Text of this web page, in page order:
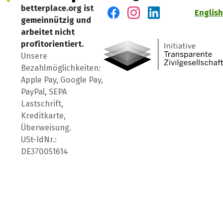
betterplace.org ist
gemeinnützig und
arbeitet nicht
profitorientiert.
Unsere
Bezahlmöglichkeiten:
Apple Pay, Google Pay,
PayPal, SEPA
Lastschrift,
Kreditkarte,
Überweisung.
USt-IdNr.:
DE370051614
English